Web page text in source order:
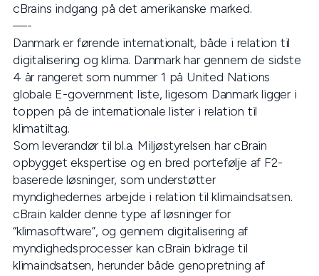
cBrains indgang på det amerikanske marked.
—-
Danmark er førende internationalt, både i relation til
digitalisering og klima. Danmark har gennem de sidste
4 år rangeret som nummer 1 på United Nations
globale E-government liste, ligesom Danmark ligger i
toppen på de internationale lister i relation til
klimatiltag.
Som leverandør til bl.a. Miljøstyrelsen har cBrain
opbygget ekspertise og en bred portefølje af F2-
baserede løsninger, som understøtter
myndighedernes arbejde i relation til klimaindsatsen.
cBrain kalder denne type af løsninger for
“klimasoftware”, og gennem digitalisering af
myndighedsprocesser kan cBrain bidrage til
klimaindsatsen, herunder både genopretning af